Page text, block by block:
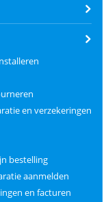
en verzekeringen
bestelling
aanmelden
en facturen